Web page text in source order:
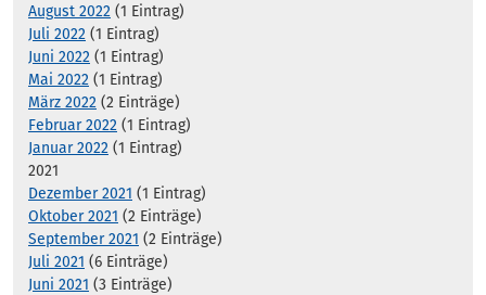
August 2022 (1 Eintrag)
Juli 2022 (1 Eintrag)
Juni 2022 (1 Eintrag)
Mai 2022 (1 Eintrag)
März 2022 (2 Einträge)
Februar 2022 (1 Eintrag)
Januar 2022 (1 Eintrag)
2021
Dezember 2021 (1 Eintrag)
Oktober 2021 (2 Einträge)
September 2021 (2 Einträge)
Juli 2021 (6 Einträge)
Juni 2021 (3 Einträge)